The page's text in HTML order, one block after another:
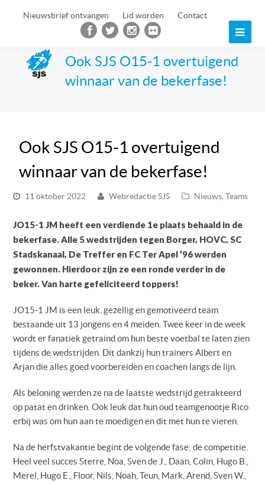
Nieuwsbrief ontvangen Lid worden Contact
Ook SJS O15-1 overtuigend
winnaar van de bekerfase!
Ook SJS O15-1 overtuigend
winnaar van de bekerfase!
11 oktober 2022 Webredactie SJS Nieuws ,Teams
JO15-1 JM heeft een verdiende 1e plaats behaald in de
bekerfase. Alle 5 wedstrijden tegen Borger, HOVC, SC
Stadskanaal, De Treffer en FC Ter Apel ’96 werden
gewonnen. Hierdoor zijn ze een ronde verder in de
beker. Van harte gefeliciteerd toppers!
JO15-1 JM is een leuk, gezellig en gemotiveerd team
bestaande uit 13 jongens en 4 meiden. Twee keer in de week
wordt er fanatiek getraind om hun beste voetbal te laten zien
tijdens de wedstrijden. Dit dankzij hun trainers Albert en
Arjan die alles goed voorbereiden en coachen langs de lijn.
Als beloning werden ze na de laatste wedstrijd getrakteerd
op patat en drinken. Ook leuk dat hun oud teamgenootje Rico
erbij was om hun aan te moedigen en dit met hun te vieren.
Na de herfstvakantie begint de volgende fase; de competitie.
Heel veel succes Sterre, Noa, Sven de J., Daan, Colin, Hugo B.,
Merel, Hugo E., Floor, Nils, Noah, Teun, Mark, Arend, Sven W.,